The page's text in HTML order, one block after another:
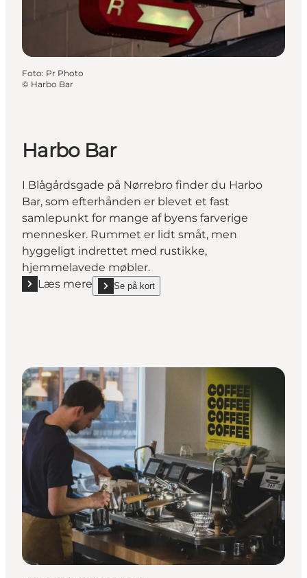
Foto: Pr Photo
© Harbo Bar
Harbo Bar
I Blågårdsgade på Nørrebro finder du Harbo
Bar, som efterhånden er blevet et fast
samlepunkt for mange af byens farverige
mennesker. Rummet er lidt småt, men
hyggeligt indrettet med rustikke,
hjemmelavede møbler.
Læs mere
Læs mere "Harbo Bar"
Se på kort
show Harbo Bar on_map